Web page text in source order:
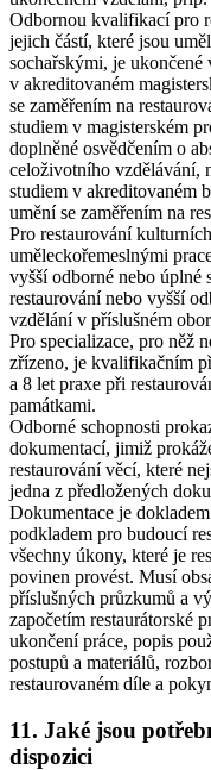
Odbornou kvalifikací pro
jejich částí, které jsou
sochařskými, je ukončené
v akreditovaném
se zaměřením na
studiem v magisterském
doplněné osvědčením o
celoživotního vzdělávání,
studiem v akreditovaném
umění se zaměřením na
Pro restaurování
uměleckořemeslnými
vyšší odborné nebo úplné
restaurování nebo vyšší
vzdělání v příslušném
Pro specializace, pro něž
zřízeno, je kvalifikačním
a 8 let praxe při
památkami.
Odborné schopnosti
dokumentací, jimiž
restaurování věcí, které
jedna z předložených
Dokumentace je
podkladem pro budoucí
všechny úkony, které je
povinen provést. Musí
příslušných průzkumů a
započetím restaurátorské
ukončení práce, popis
postupů a materiálů,
restaurovaném díle a
11. Jaké jsou
dispozici